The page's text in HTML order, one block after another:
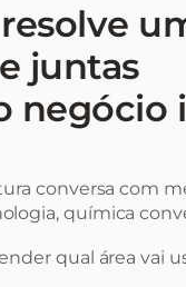
juntas
negócio
conversa com
química
qual área vai